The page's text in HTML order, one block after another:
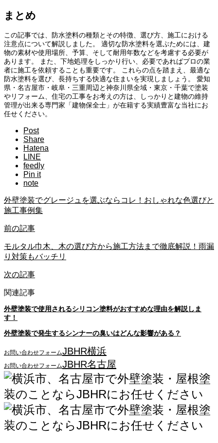
まとめ
この記事では、防水塗料の種類とその特徴、選び方、施工における
注意点について解説しました。 適切な防水塗料を選ぶためには、建
物の素材や使用場所、予算、そして耐用年数などを考慮する必要が
あります。 また、下地処理をしっかり行い、必要であればプロの業
者に施工を依頼することも重要です。 これらの点を踏まえ、最適な
防水塗料を選び、長持ちする快適な住まいを実現しましょう。 愛知
県・名古屋市・岐阜・三重周辺と神奈川県全域・東京・千葉で塗装
やリフォーム、住宅の工事をお考えの方は、しっかりと建物の維持
管理が出来る専門家「建物保全士」が在籍する実績豊富な当社にお
任せください。
Post
Share
Hatena
LINE
feedly
Pin it
note
外壁塗装でグレージュを選ぶならコレ！おしゃれな色選びと
施工事例集
前の記事
モルタル巾木、木の選び方から施工方法まで徹底解説！雨漏
り対策もバッチリ
次の記事
関連記事
外壁塗装で使用されるシリコン塗料がおすすめな理由を解説しま
す！
外壁塗装で発生するシンナーの臭いはどんな影響がある？
お問い合わせフォームJBHR横浜
お問い合わせフォームJBHR名古屋